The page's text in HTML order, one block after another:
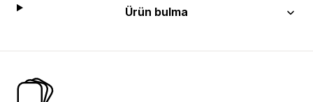
Ürün bulma